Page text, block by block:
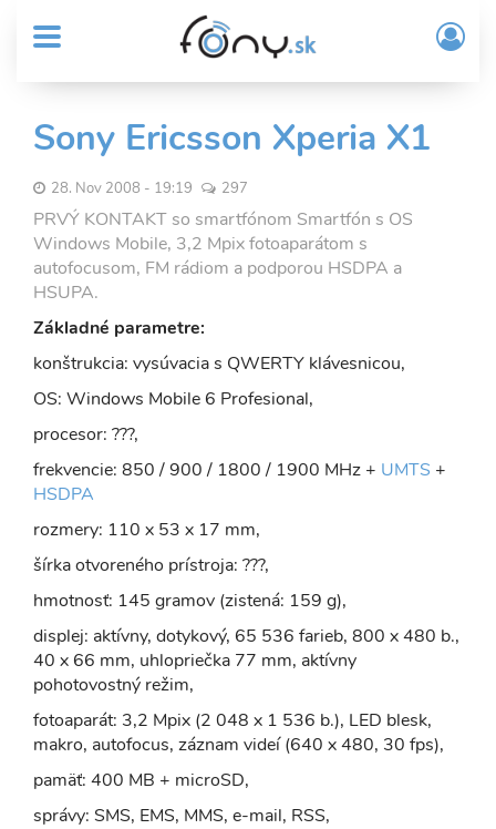
obsah
MENU
Sub
Header
menu
User
account
menu
/
Sony Ericsson Xperia X1
28. Nov 2008 - 19:19 297
PRVÝ KONTAKT so smartfónom Smartfón s OS
Windows Mobile, 3,2 Mpix fotoaparátom s
autofocusom, FM rádiom a podporou HSDPA a
HSUPA.
Základné parametre:
konštrukcia: vysúvacia s QWERTY klávesnicou,
OS: Windows Mobile 6 Profesional,
procesor: ???,
frekvencie: 850 / 900 / 1800 / 1900 MHz + UMTS +
HSDPA
rozmery: 110 x 53 x 17 mm,
šírka otvoreného prístroja: ???,
hmotnosť: 145 gramov (zistená: 159 g),
displej: aktívny, dotykový, 65 536 farieb, 800 x 480 b.,
40 x 66 mm, uhlopriečka 77 mm, aktívny
pohotovostný režim,
fotoaparát: 3,2 Mpix (2 048 x 1 536 b.), LED blesk,
makro, autofocus, záznam videí (640 x 480, 30 fps),
pamäť: 400 MB + microSD,
správy: SMS, EMS, MMS, e-mail, RSS,